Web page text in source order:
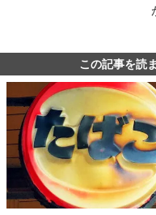
この記事を読